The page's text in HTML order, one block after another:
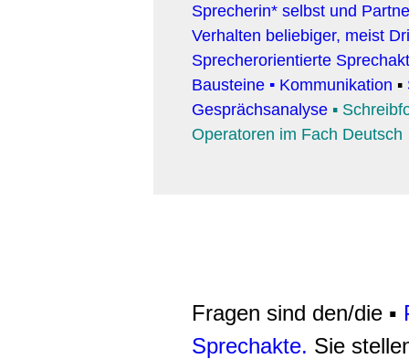
Sprecherin* selbst und
Verhalten beliebiger, meist
Sprecherorientierte
Bausteine ▪ Kommunikation ▪
Gesprächsanalyse ▪
Operatoren im Fach Deutsch
Fragen sind den/die ▪
Sprechakte. Sie